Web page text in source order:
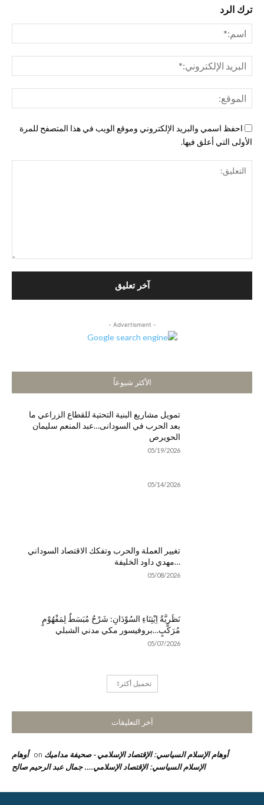
- Advertisment -
الأكثر شيوعاً
تمويل مشاريع البنية التحتية للقطاع الزراعي ما
بعد الحرب في السودانى…عبد المنعم سليمان
الحويرص
05/19/2026
05/14/2026
تغيير العملة والحرب وتفكك الاقتصاد السوداني
…مهدي داود الخليفة
05/08/2026
نَظَريَّةُ اِبْتِنَاءِ السُوْدَانِ: شَرْحٌ مُبَسَطٌ لِمَفْهُوْمٍ
مُرَكَّبٍ…بروفيسور مكي مدني الشبلي
05/07/2026
تحميل أكثر
آخر التعليقات
أوهام الإسلام السياسي: الإقتصاد الإسلامي - صحيفة مداميك
أوهام
الإسلام السياسي: الإقتصاد الإسلامي…. جمال عبد الرحيم صالح
ترك الرد
احفظ اسمي والبريد الإلكتروني وموقع الويب في هذا المتصفح للمرة
الأولى التي أعلق فيها.